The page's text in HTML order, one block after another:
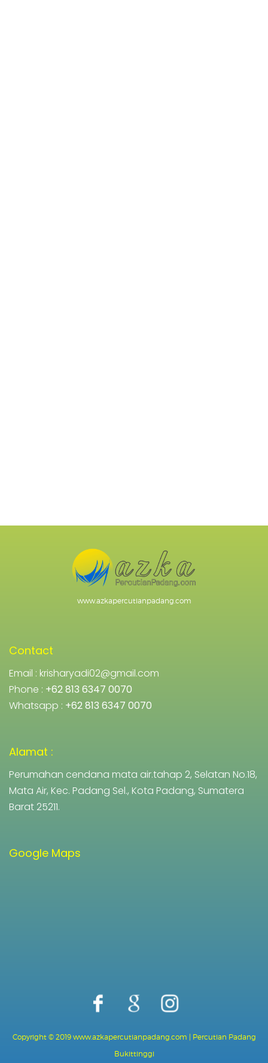
www.azkapercutianpadang.com
Contact
Email : krisharyadi02@gmail.com
Phone : +62 813 6347 0070
Whatsapp : +62 813 6347 0070
Alamat :
Perumahan cendana mata air.tahap 2, Selatan No.18,
Mata Air, Kec. Padang Sel., Kota Padang, Sumatera
Barat 25211.
Google Maps
Copyright © 2019 www.azkapercutianpadang.com | Percutian Padang
Bukittinggi